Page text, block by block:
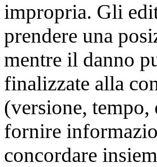
impropria. Gli
prendere una
mentre il danno
finalizzate alla
(versione, tempo,
fornire
concordare